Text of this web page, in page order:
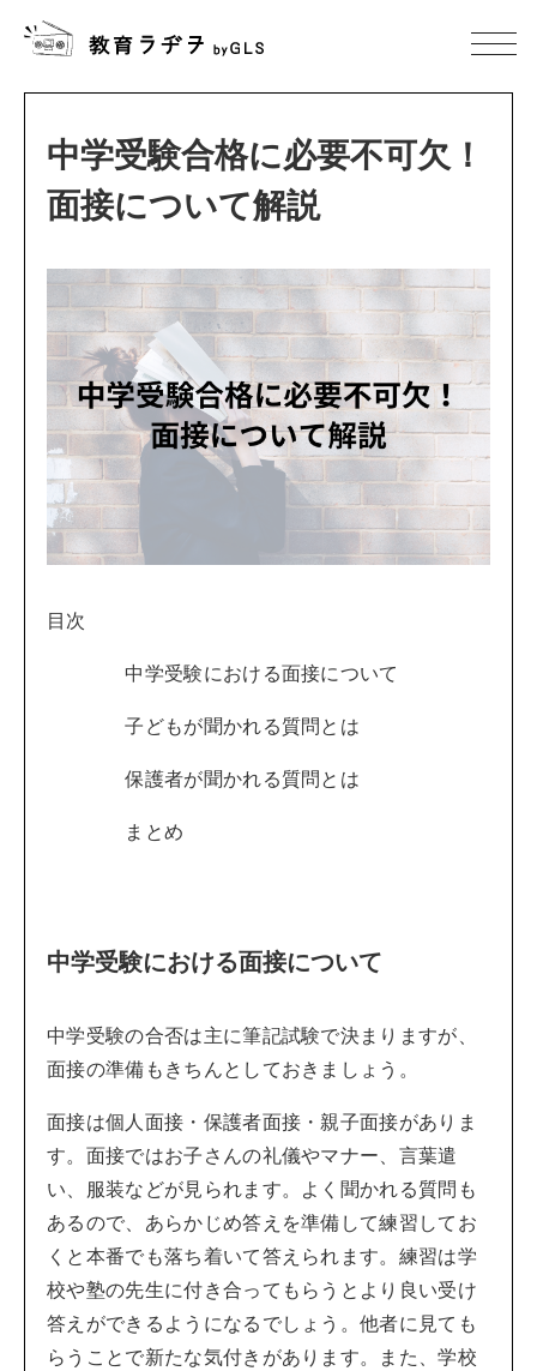
中学受験合格に必要不可欠！
面接について解説
目次
中学受験における面接について
子どもが聞かれる質問とは
保護者が聞かれる質問とは
まとめ
中学受験における面接について
中学受験の合否は主に筆記試験で決まりますが、
面接の準備もきちんとしておきましょう。
面接は個人面接・保護者面接・親子面接がありま
す。面接ではお子さんの礼儀やマナー、言葉遣
い、服装などが見られます。よく聞かれる質問も
あるので、あらかじめ答えを準備して練習してお
くと本番でも落ち着いて答えられます。練習は学
校や塾の先生に付き合ってもらうとより良い受け
答えができるようになるでしょう。他者に見ても
らうことで新たな気付きがあります。また、学校